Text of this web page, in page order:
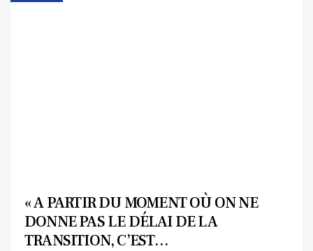
« A PARTIR DU MOMENT OÙ ON NE
DONNE PAS LE DÉLAI DE LA
TRANSITION, C’EST…